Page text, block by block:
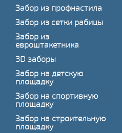
Забор из профнастила
Забор из сетки рабицы
Забор из
евроштакетника
3D заборы
Забор на детскую
площадку
Забор на спортивную
площадку
Забор на строительную
площадку